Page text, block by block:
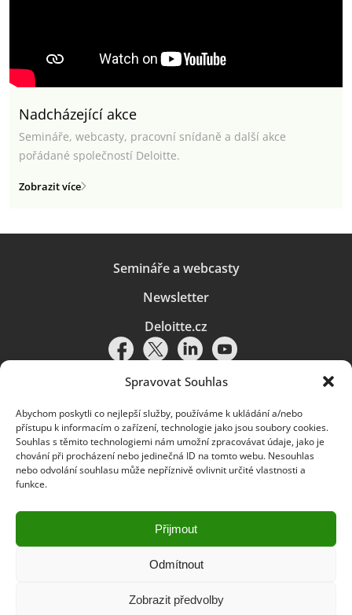
Spravovat Souhlas
Abychom poskytli co nejlepší služby, používáme k ukládání a/nebo
přístupu k informacím o zařízení, technologie jako jsou soubory cookies.
Souhlas s těmito technologiemi nám umožní zpracovávat údaje, jako je
chování při procházení nebo jedinečná ID na tomto webu. Nesouhlas
nebo odvolání souhlasu může nepříznivě ovlivnit určité vlastnosti a
funkce.
Přijmout
Odmítnout
Zobrazit předvolby
Nadcházející akce
Semináře, webcasty, pracovní snídaně a další akce
pořádané společností Deloitte.
Zobrazit více
Semináře a webcasty
Newsletter
Deloitte.cz
Pravidla používání|Ochrana osobních údajů|Soubory cookies |
Deloitte.cz
© 2026. Více informací najdete vPravidlech používání.
Deloitte označuje jednu či více společností globální sítě členských
a přidružené subjekty (souhrnně „organizace Deloitte“). Společnost DTTL
(rovněž označovaná jako „Deloitte Global“) a každá z jejích členských
společností a jejich přidružených subjektů je samostatným a nezávislým
právním subjektem, který není oprávněn zavazovat nebo přijímat závazky
za jinou z těchto členských společností a jejich přidružených subjektů ve
pochybení, nikoli za jednání či pochybení jiných členských společností či